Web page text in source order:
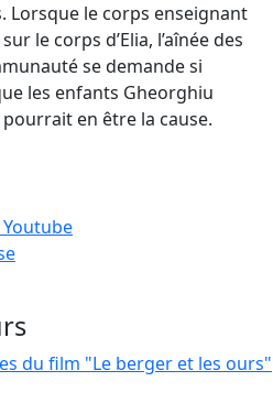
Lorsque le corps enseignant
le corps d’Elia, l’aînée des
se demande si
les enfants Gheorghiu
en être la cause.
du film "Le berger et les ours"